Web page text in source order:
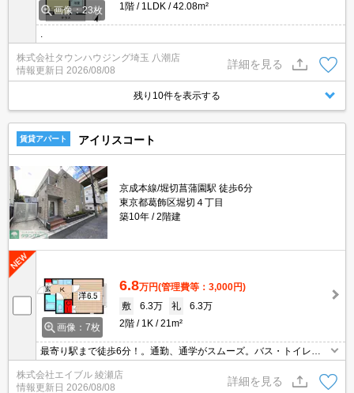
画像：23枚
1階
1LDK 42.08m²
株式会社タウンハウジング埼玉 八潮店
情報更新日 2026/08/08
詳細を見る
残り10件を表示する
賃貸アパート アイリスコート
京成本線/堀切菖蒲園駅 徒歩6分
東京都葛飾区堀切４丁目
築10年
2階建
画像：7枚
6.8万円(管理費等：3,000円)
敷
6.3万 礼
6.3万
2階
1K 21m²
最寄り駅まで徒歩6分！。通勤、通学がスムーズ。バス・トイレ
別。経済的な都市ガス使用。最上階。2階角部屋。すぐ内見できま
す。安心のオートロック。光回線対応。仲介手数料家賃の55%。
株式会社エイブル 綾瀬店
情報更新日 2026/08/08
詳細を見る